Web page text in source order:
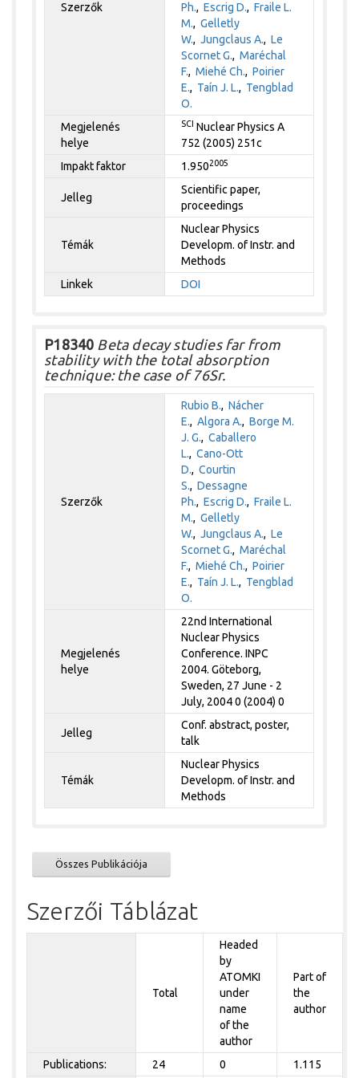
Szerzők Ph.,Escrig D.,Fraile L.
M.,Gelletly
W.,Jungclaus A.,Le
Scornet G.,Maréchal
F.,Miehé Ch.,Poirier
E., Taín J. L., Tengblad
O.
Megjelenés
helye
SCI Nuclear Physics A
752 (2005) 251c
Impakt faktor
1.9502005
Jelleg
Scientific paper,
proceedings
Témák
Nuclear Physics
Developm. of Instr. and
Methods
Linkek
DOI
P18340 Beta decay studies far from
stability with the total absorption
technique: the case of 76Sr.
Szerzők
Rubio B.,Nácher
E.,Algora A.,Borge M.
J. G.,Caballero
L.,Cano-Ott
D.,Courtin
S.,Dessagne
Ph.,Escrig D.,Fraile L.
M.,Gelletly
W.,Jungclaus A.,Le
Scornet G.,Maréchal
F.,Miehé Ch.,Poirier
E., Taín J. L., Tengblad
O.
Megjelenés
helye
22nd International
Nuclear Physics
Conference. INPC
2004. Göteborg,
Sweden, 27 June - 2
July, 2004 0 (2004) 0
Jelleg
Conf. abstract, poster,
talk
Témák
Nuclear Physics
Developm. of Instr. and
Methods
Összes Publikációja
Szerzői Táblázat
Total
Headed
by
ATOMKI
under
name
of the
author
Part of
the
author
Publications: 24 0 1.115